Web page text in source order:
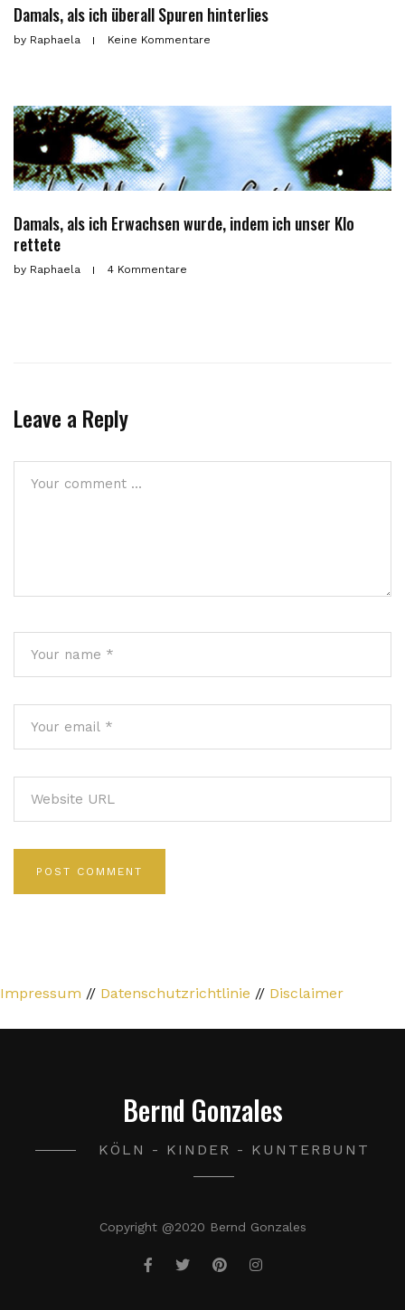
Damals, als ich überall Spuren hinterlies
by Raphaela Keine Kommentare
Damals, als ich Erwachsen wurde, indem ich unser Klo
rettete
by Raphaela 4 Kommentare
Leave a Reply
Impressum // Datenschutzrichtlinie // Disclaimer
Bernd Gonzales
KÖLN - KINDER - KUNTERBUNT
Copyright @2020 Bernd Gonzales